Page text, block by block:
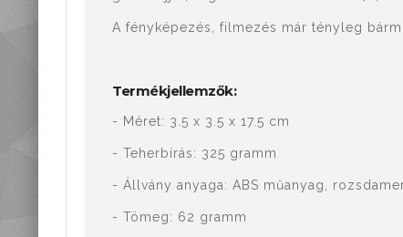
A fényképezés, filmezés már tényleg
Termékjellemzők:
- Méret: 3.5 x 3.5 x 17.5 cm
- Teherbírás: 325 gramm
- Állvány anyaga: ABS műanyag,
- Tömeg: 62 gramm